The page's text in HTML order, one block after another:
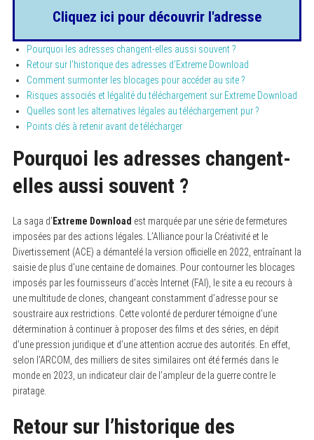
Cliquez ici pour découvrir l'adresse
Pourquoi les adresses changent-elles aussi souvent ?
Retour sur l’historique des adresses d’Extreme Download
Comment surmonter les blocages pour accéder au site ?
Risques associés et légalité du téléchargement sur Extreme Download
Quelles sont les alternatives légales au téléchargement pur ?
Points clés à retenir avant de télécharger
Pourquoi les adresses changent-
elles aussi souvent ?
La saga d’ Extreme Download est marquée par une série de fermetures
imposées par des actions légales. L’Alliance pour la Créativité et le
Divertissement (ACE) a démantelé la version officielle en 2022, entraînant la
saisie de plus d’une centaine de domaines. Pour contourner les blocages
imposés par les fournisseurs d’accès Internet (FAI), le site a eu recours à
une multitude de clones, changeant constamment d’adresse pour se
soustraire aux restrictions. Cette volonté de perdurer témoigne d’une
détermination à continuer à proposer des films et des séries, en dépit
d’une pression juridique et d’une attention accrue des autorités. En effet,
selon l’ARCOM, des milliers de sites similaires ont été fermés dans le
monde en 2023, un indicateur clair de l’ampleur de la guerre contre le
piratage.
Retour sur l’historique des